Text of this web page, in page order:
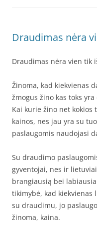
Draudimas nėra
Draudimas nėra vien tik
Žinoma, kad kiekvienas
žmogus žino kas toks
Kai kurie žino net
kainos, nes jau yra su
paslaugomis naudojasi
Su draudimo
gyventojai, nes ir
brangiausią bei
tikimybė, kad kiekvienas
su draudimu, jo
žinoma, kaina.